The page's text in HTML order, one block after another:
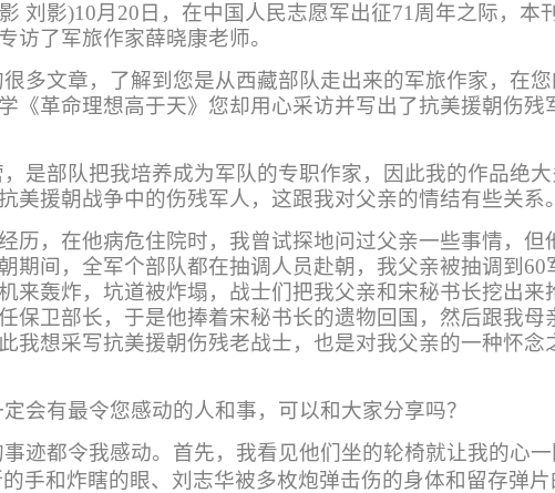
刘影)10月20日，在中国人民志愿军出征71周年之际，本
访了军旅作家薛晓康老师。
多文章，了解到您是从西藏部队走出来的军旅作家，在
《革命理想高于天》您却用心采访并写出了抗美援朝伤
是部队把我培养成为军队的专职作家，因此我的作品绝
美援朝战争中的伤残军人，这跟我对父亲的情结有些关系。
历，在他病危住院时，我曾试探地问过父亲一些事情，
期间，全军个部队都在抽调人员赴朝，我父亲被抽调到
来轰炸，坑道被炸塌，战士们把我父亲和宋秘书长挖出
保卫部长，于是他捧着宋秘书长的遗物回国，然后跟我
我想采写抗美援朝伤残老战士，也是对我父亲的一种怀
会有最令您感动的人和事，可以和大家分享吗？
迹都令我感动。首先，我看见他们坐的轮椅就让我的心
手和炸瞎的眼、 刘志华被多枚炮弹击伤的身体和留存弹片